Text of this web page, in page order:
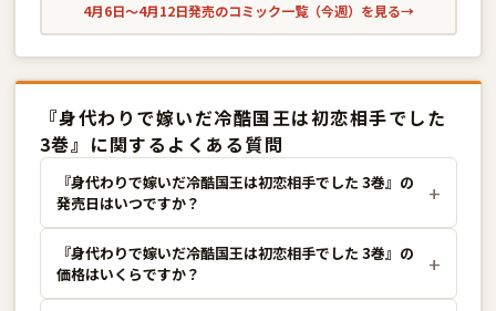
4月6日〜4月12日発売のコミック一覧（今週）を見る→
『身代わりで嫁いだ冷酷国王は初恋相手でした
3巻』に関するよくある質問
『身代わりで嫁いだ冷酷国王は初恋相手でした 3巻』の
発売日はいつですか？
『身代わりで嫁いだ冷酷国王は初恋相手でした 3巻』の
価格はいくらですか？